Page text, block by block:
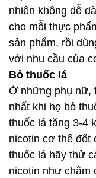
nhiên không dễ
cho mỗi thực
sản phẩm, rồi
với nhu cầu của
Bỏ thuốc lá
Ở những phụ nữ,
nhất khi họ bỏ
thuốc lá tăng 3-4
nicotin cơ thể đốt
thuốc lá hãy thử
nicotin như